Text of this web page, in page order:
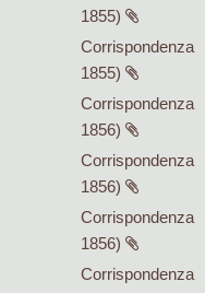
1855)
Corrispondenza
1855)
Corrispondenza
1856)
Corrispondenza
1856)
Corrispondenza
1856)
Corrispondenza